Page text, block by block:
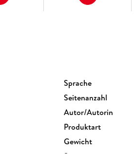
Sprache
Seitenanzahl
Autor/Autorin
Produktart
Gewicht